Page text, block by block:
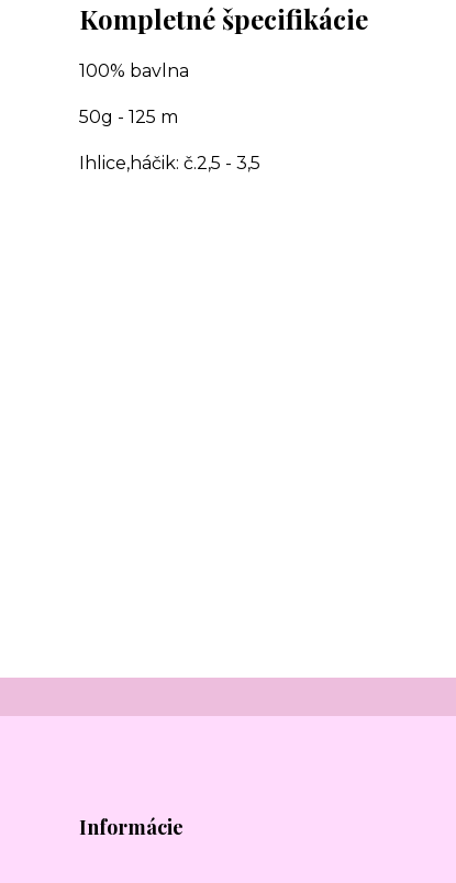
Kompletné špecifikácie
100% bavlna
50g - 125 m
Ihlice,háčik: č.2,5 - 3,5
Informácie